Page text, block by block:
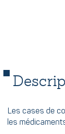
Les cases de
les